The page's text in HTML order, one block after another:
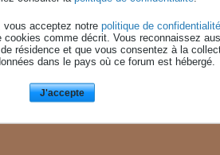
vous acceptez notre politique de confidentialité
comme décrit. Vous reconnaissez
résidence et que vous consentez à la
dans le pays où ce forum est hébergé.
J'accepte